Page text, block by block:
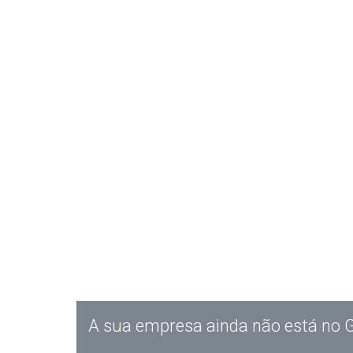
A sua empresa ainda não está no